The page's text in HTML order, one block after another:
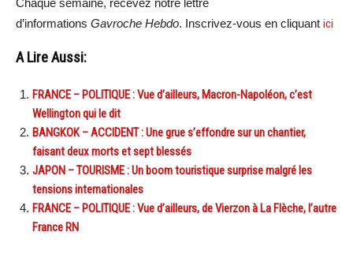
Chaque semaine, recevez notre lettre
d’informations Gavroche Hebdo. Inscrivez-vous en cliquant ici
A Lire Aussi:
FRANCE – POLITIQUE : Vue d’ailleurs, Macron-Napoléon, c’est
Wellington qui le dit
BANGKOK – ACCIDENT : Une grue s’effondre sur un chantier,
faisant deux morts et sept blessés
JAPON – TOURISME : Un boom touristique surprise malgré les
tensions internationales
FRANCE – POLITIQUE : Vue d’ailleurs, de Vierzon à La Flèche, l’autre
France RN